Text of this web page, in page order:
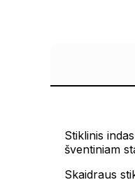
Stiklinis
šventiniam
Skaidraus